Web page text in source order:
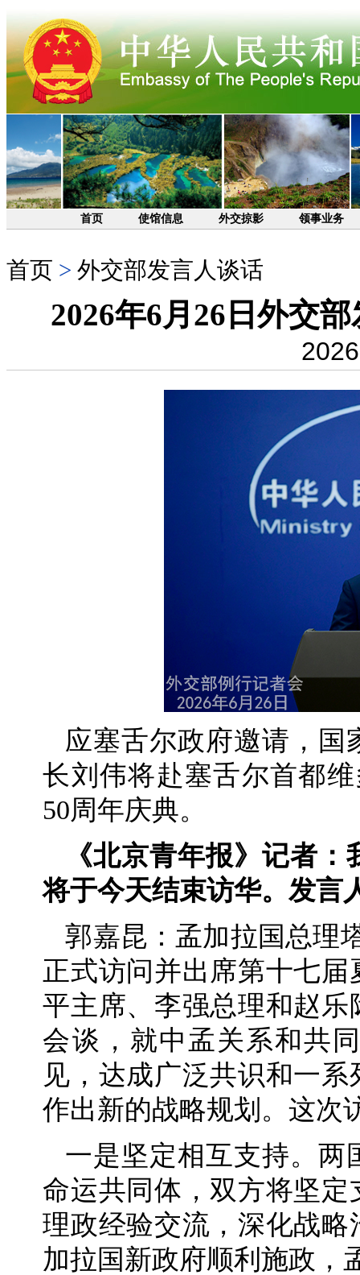
首页 使馆信息 外交掠影 领事业务
首页 > 外交部发言人谈话
2026年6月26日外交
应塞舌尔政府邀请，国
长刘伟将赴塞舌尔首都
50周年庆典。
《北京青年报》记者
将于今天结束访华。发言
郭嘉昆：孟加拉国总理
正式访问并出席第十七
平主席、李强总理和赵
会谈，就中孟关系和共
见，达成广泛共识和一
作出新的战略规划。这次
一是坚定相互支持。两
命运共同体，双方将坚
理政经验交流，深化战
加拉国新政府顺利施政，